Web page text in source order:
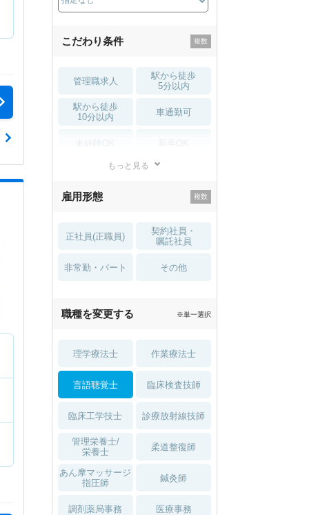
こだわり条件
管理職求人
駅から徒歩
5分以内
駅から徒歩
10分以内
車通勤可
住宅手当・補助
土日祝休 無資格 OK
積極採用中 WEB面接OK
もっと見る
雇用形態
正社員(正職員)
契約社員・
嘱託社員
非常勤・パート その他
職種を変更する ※単一選択
理学療法士 作業療法士
言語聴覚士 臨床検査技師
臨床工学技士 診療放射線技師
管理栄養士/
栄養士
柔道整復師
あん摩マッサージ
指圧師
鍼灸師
調剤薬局事務 医療事務